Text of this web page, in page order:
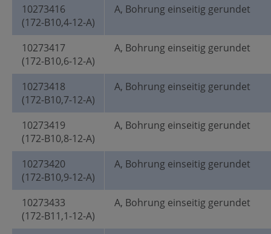
10273416
(172-B10,4-12-A)
A, Bohrung einseitig gerundet
10273417
(172-B10,6-12-A)
A, Bohrung einseitig gerundet
10273418
(172-B10,7-12-A)
A, Bohrung einseitig gerundet
10273419
(172-B10,8-12-A)
A, Bohrung einseitig gerundet
10273420
(172-B10,9-12-A)
A, Bohrung einseitig gerundet
10273433
(172-B11,1-12-A)
A, Bohrung einseitig gerundet